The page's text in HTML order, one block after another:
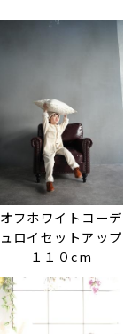
オフホワイトコーデ
ュロイセットアップ
１１０cm